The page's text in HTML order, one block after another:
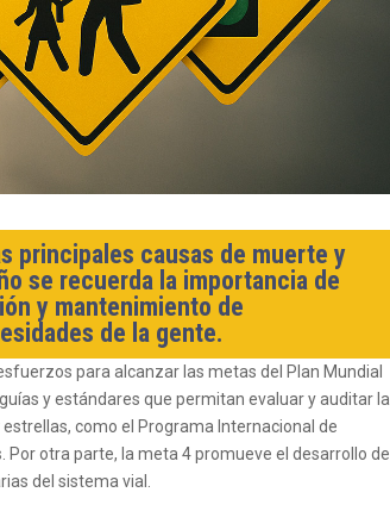
principales causas de muerte y
se recuerda la importancia de
y mantenimiento de
de la gente.
para alcanzar las metas del Plan Mundial
y estándares que permitan evaluar y auditar la
como el Programa Internacional de
Por otra parte, la meta 4 promueve el desarrollo de
del sistema vial.